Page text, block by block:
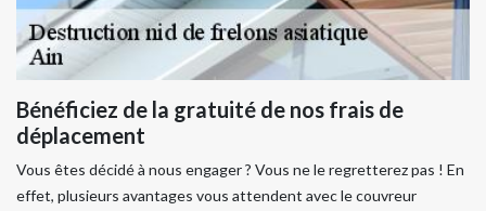
Bénéficiez de la gratuité de nos frais de
déplacement
Vous êtes décidé à nous engager ? Vous ne le regretterez pas ! En
effet, plusieurs avantages vous attendent avec le couvreur